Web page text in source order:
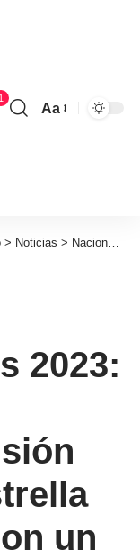
1
Aa
> Noticias > Nacionales
2023:
un